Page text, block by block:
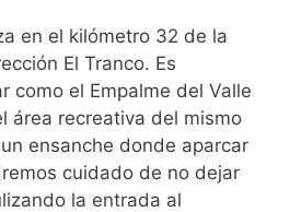
en el kilómetro 32 de la
El Tranco. Es
como el Empalme del Valle
área recreativa del mismo
ensanche donde aparcar
cuidado de no dejar
la entrada al